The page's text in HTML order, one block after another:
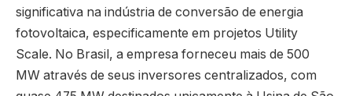
significativa na indústria de conversão de energia
fotovoltaica, especificamente em projetos Utility
Scale. No Brasil, a empresa forneceu mais de 500
MW através de seus inversores centralizados, com